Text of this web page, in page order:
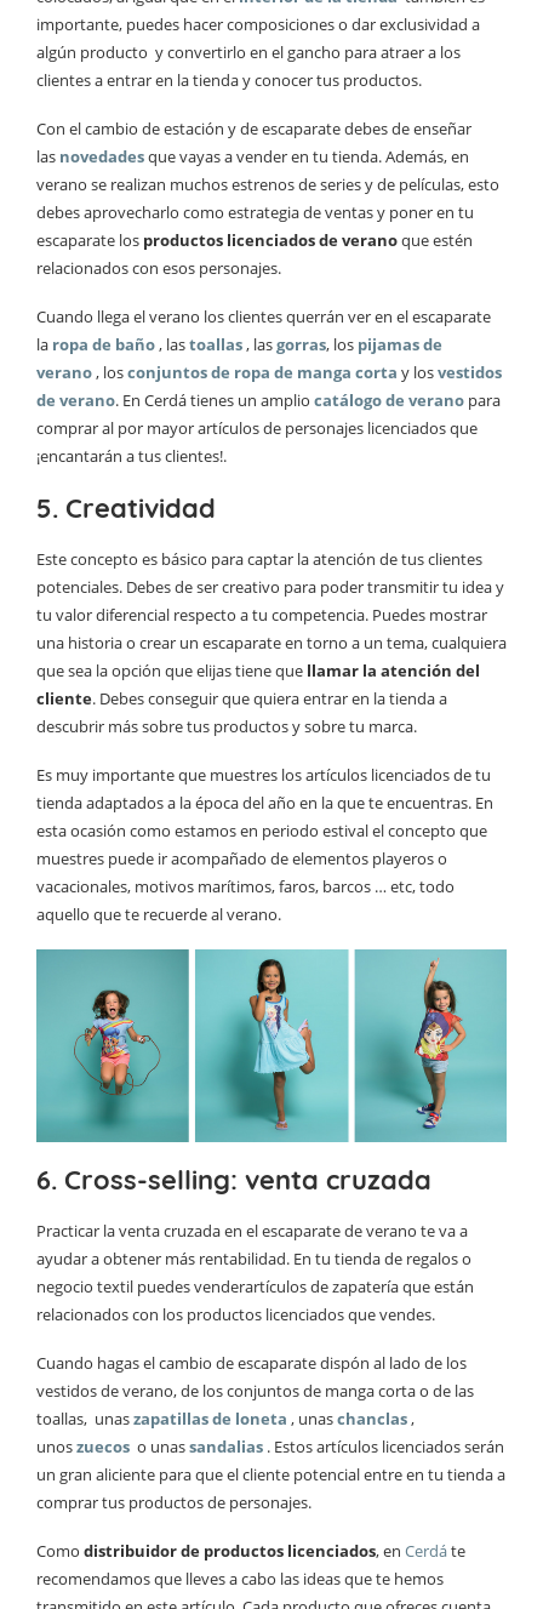
importante, puedes hacer composiciones o dar exclusividad a
algún producto y convertirlo en el gancho para atraer a los
clientes a entrar en la tienda y conocer tus productos.
Con el cambio de estación y de escaparate debes de enseñar
las novedadesque vayas a vender en tu tienda. Además, en
verano se realizan muchos estrenos de series y de películas, esto
debes aprovecharlo como estrategia de ventas y poner en tu
escaparate los productos licenciados de veranoque estén
relacionados con esos personajes.
Cuando llega el verano los clientes querrán ver en el escaparate
la ropa de baño , lastoallas , lasgorras, los pijamas de
verano , losconjuntos de ropa de manga corta y losvestidos
de verano. En Cerdá tienes un amplio catálogo de verano para
comprar al por mayor artículos de personajes licenciados que
¡encantarán a tus clientes!.
5. Creatividad
Este concepto es básico para captar la atención de tus clientes
potenciales. Debes de ser creativo para poder transmitir tu idea y
tu valor diferencial respecto a tu competencia. Puedes mostrar
una historia o crear un escaparate en torno a un tema, cualquiera
que sea la opción que elijas tiene que llamar la atención del
cliente. Debes conseguir que quiera entrar en la tienda a
descubrir más sobre tus productos y sobre tu marca.
Es muy importante que muestres los artículos licenciados de tu
tienda adaptados a la época del año en la que te encuentras. En
esta ocasión como estamos en periodo estival el concepto que
muestres puede ir acompañado de elementos playeros o
vacacionales, motivos marítimos, faros, barcos … etc, todo
aquello que te recuerde al verano.
6. Cross-selling: venta cruzada
Practicar la venta cruzada en el escaparate de verano te va a
ayudar a obtener más rentabilidad. En tu tienda de regalos o
negocio textil puedes venderartículos de zapateríaque están
relacionados con los productos licenciados que vendes.
Cuando hagas el cambio de escaparate dispón al lado de los
vestidos de verano, de los conjuntos de manga corta o de las
toallas, unaszapatillas de loneta , unaschanclas,
unoszuecos o unassandalias . Estos artículos licenciados serán
un gran aliciente para que el cliente potencial entre en tu tienda a
comprar tus productos de personajes.
Como distribuidor de productos licenciados, en Cerdáte
recomendamos que lleves a cabo las ideas que te hemos